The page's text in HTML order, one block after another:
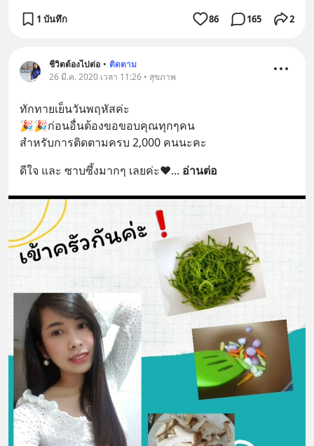
1 บันทึก 86 165 2
ชีวิตต้องไปต่อ • ติดตาม
26 มี.ค. 2020 เวลา 11:26 • สุขภาพ
ทักทายเย็นวันพฤหัสค่ะ
🎉🎉ก่อนอื่นต้องขอขอบคุณทุกๆคน
สำหรับการติดตามครบ 2,000 คนนะคะ
ดีใจ และ ซาบซึ้งมากๆ เลยค่ะ❤... อ่านต่อ